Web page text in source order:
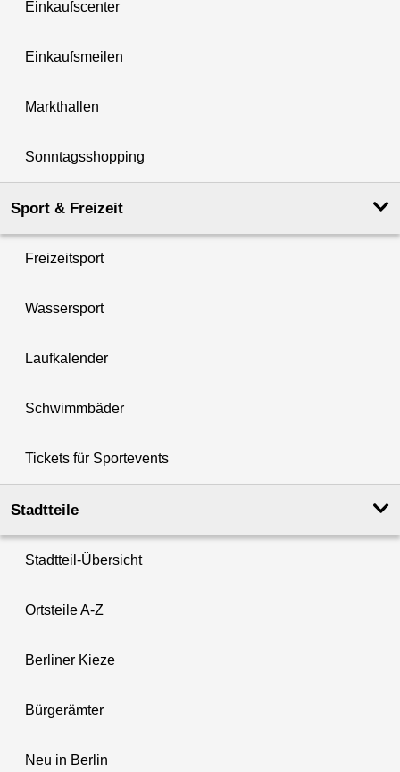
Einkaufscenter
Einkaufsmeilen
Markthallen
Sonntagsshopping
Sport & Freizeit
Freizeitsport
Wassersport
Laufkalender
Schwimmbäder
Tickets für Sportevents
Stadtteile
Stadtteil-Übersicht
Ortsteile A-Z
Berliner Kieze
Bürgerämter
Neu in Berlin